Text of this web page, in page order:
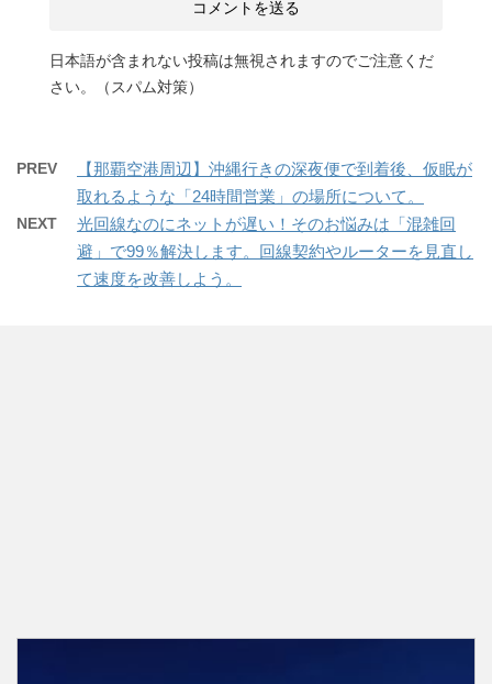
日本語が含まれない投稿は無視されますのでご注意くだ
さい。（スパム対策）
PREV
【那覇空港周辺】沖縄行きの深夜便で到着後、仮眠が
取れるような「24時間営業」の場所について。
NEXT
光回線なのにネットが遅い！そのお悩みは「混雑回
避」で99％解決します。回線契約やルーターを見直し
て速度を改善しよう。